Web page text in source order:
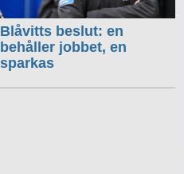
Blåvitts beslut: en
behåller jobbet, en
sparkas